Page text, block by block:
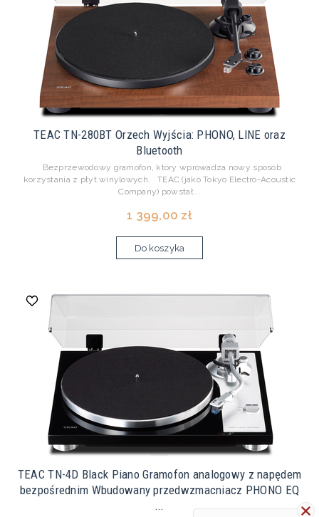
TEAC TN-280BT Orzech Wyjścia: PHONO, LINE oraz
Bluetooth
Bezprzewodowy gramofon, który wprowadza nowy sposób
korzystania z płyt winylowych. TEAC (jako Tokyo Electro-Acoustic
Company) powstał...
1 399,00 zł
Do koszyka
TEAC TN-4D Black Piano Gramofon analogowy z napędem
bezpośrednim Wbudowany przedwzmacniacz PHONO EQ
...